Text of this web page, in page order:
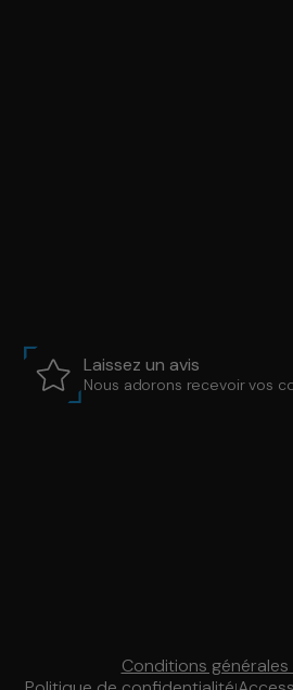
Laissez un avis
Nous adorons recevoir vos
Conditions